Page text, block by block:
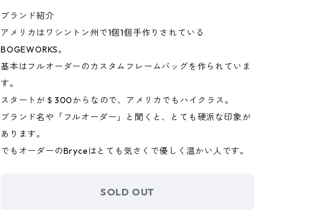
ブランド紹介
アメリカはワシントン州で1個1個手作りされている
BOGEWORKS。
基本はフルオーダーのカスタムフレームバッグを作られていま
す。
スタートが＄300からなので、アメリカでもハイクラス。
ブランド名や「フルオーダー」と聞くと、とても硬派な印象が
あります。
でもオーダーのBryceはとても気さくで優しく温かい人です。
SOLD OUT